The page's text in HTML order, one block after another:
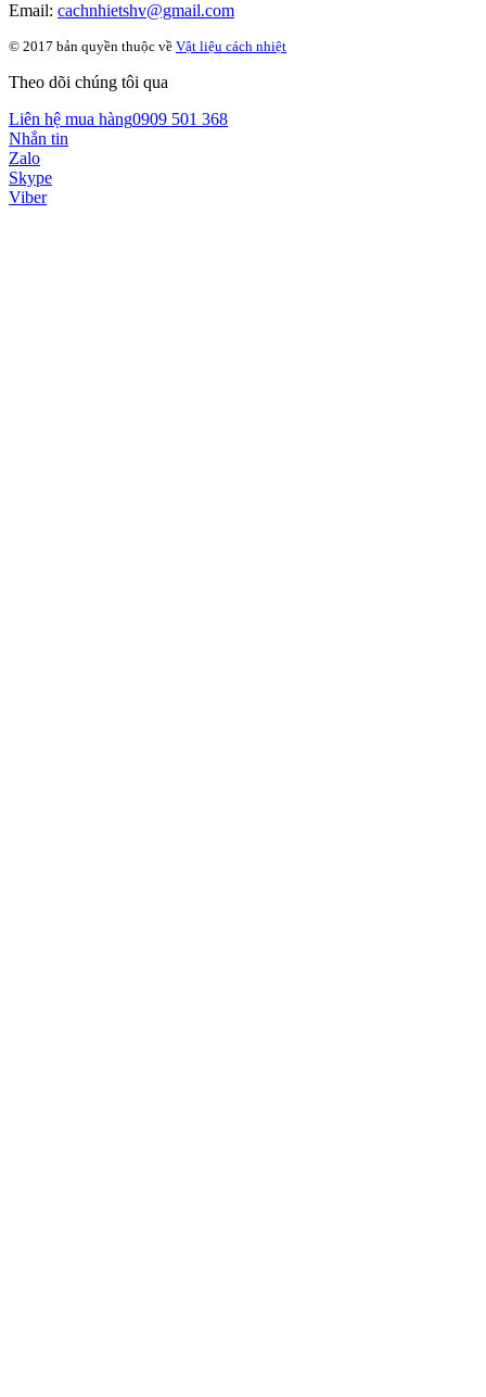
Email: cachnhietshv@gmail.com
© 2017 bản quyền thuộc về Vật liệu cách nhiệt
Theo dõi chúng tôi qua
Liên hệ mua hàng0909 501 368
Nhắn tin
Zalo
Skype
Viber